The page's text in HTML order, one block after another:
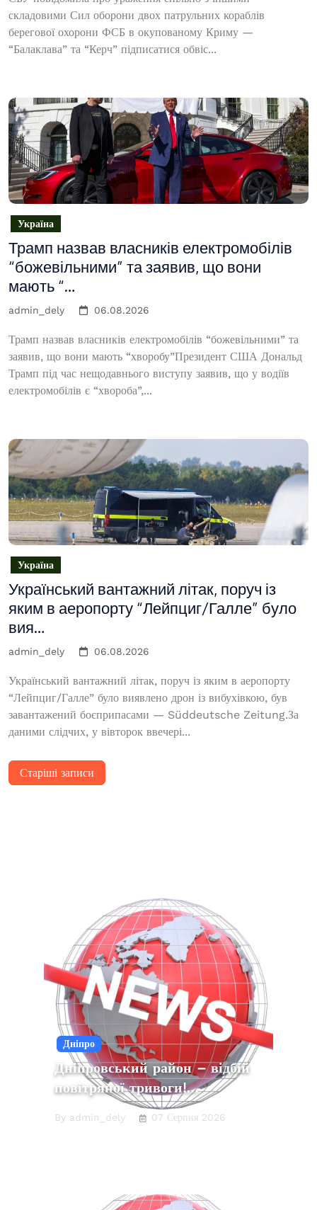
складовими Сил оборони двох патрульних кораблів
берегової охорони ФСБ в окупованому Криму —
“Балаклава” та “Керч” підписатися обвіс...
Україна
Трамп назвав власників електромобілів
“божевільними” та заявив, що вони
мають “…
admin_dely 06.08.2026
Трамп назвав власників електромобілів “божевільними” та
заявив, що вони мають “хворобу”Президент США Дональд
Трамп під час нещодавнього виступу заявив, що у водіїв
електромобілів є “хвороба”,...
Україна
Український вантажний літак, поруч із
яким в аеропорту “Лейпциг/Галле” було
вия…
admin_dely 06.08.2026
Український вантажний літак, поруч із яким в аеропорту
“Лейпциг/Галле” було виявлено дрон із вибухівкою, був
завантажений боєприпасами — Süddeutsche Zeitung.За
даними слідчих, у вівторок ввечері...
Навігація
Старіші записи
Дніпро
Дніпровський район – відбій
повітряної тривоги!…
By admin_dely 07 Серпня 2026